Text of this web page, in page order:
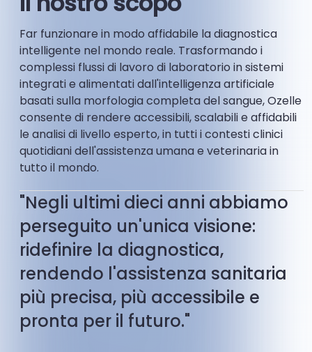
Far funzionare in modo affidabile la diagnostica
intelligente nel mondo reale. Trasformando i
complessi flussi di lavoro di laboratorio in sistemi
integrati e alimentati dall'intelligenza artificiale
basati sulla morfologia completa del sangue, Ozelle
consente di rendere accessibili, scalabili e affidabili
le analisi di livello esperto, in tutti i contesti clinici
quotidiani dell'assistenza umana e veterinaria in
tutto il mondo.
"Negli ultimi dieci anni abbiamo
perseguito un'unica visione:
ridefinire la diagnostica,
rendendo l'assistenza sanitaria
più precisa, più accessibile e
pronta per il futuro."